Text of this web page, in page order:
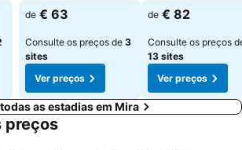
de € 63
Consulte os preços de 3
sites
Ver preços
de € 82
Consulte os preços
13 sites
Ver preços
as estadias em Mira
preços